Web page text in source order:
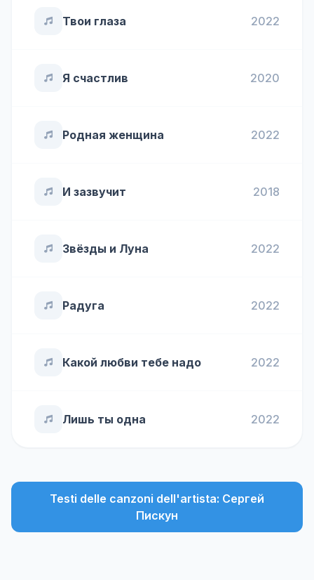
Твои глаза 2022
Я счастлив 2020
Родная женщина 2022
И зазвучит 2018
Звёзды и Луна 2022
Радуга 2022
Какой любви тебе надо 2022
Лишь ты одна 2022
Testi delle canzoni dell'artista: Сергей
Пискун